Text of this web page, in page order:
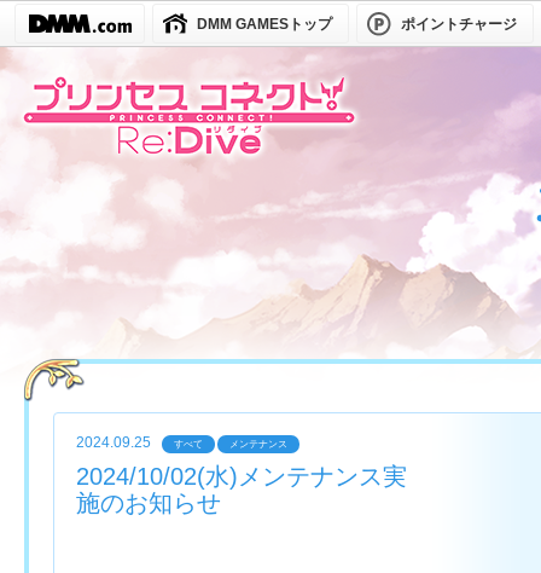
DMM GAMESトップ ポイントチャージ
2024.09.25 すべて メンテナンス
2024/10/02(水)メンテナンス実
施のお知らせ